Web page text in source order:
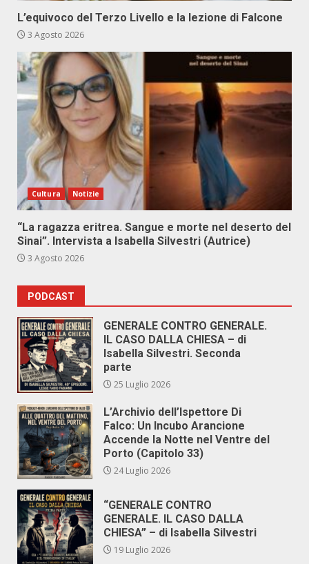
L’equivoco del Terzo Livello e la lezione di Falcone
3 Agosto 2026
Cultura Notizie
“La ragazza eritrea. Sangue e morte nel deserto del
Sinai”. Intervista a Isabella Silvestri (Autrice)
3 Agosto 2026
PODCAST
GENERALE CONTRO GENERALE.
IL CASO DALLA CHIESA – di
Isabella Silvestri. Seconda
parte
25 Luglio 2026
L’Archivio dell’Ispettore Di
Falco: Un Incubo Arancione
Accende la Notte nel Ventre del
Porto (Capitolo 33)
24 Luglio 2026
“GENERALE CONTRO
GENERALE. IL CASO DALLA
CHIESA” – di Isabella Silvestri
19 Luglio 2026